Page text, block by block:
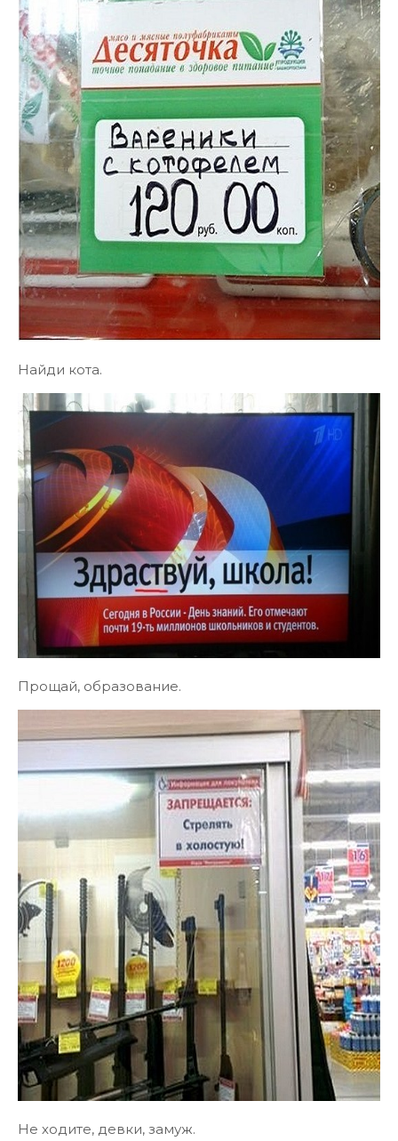
Найди кота.
Прощай, образование.
Не ходите, девки, замуж.